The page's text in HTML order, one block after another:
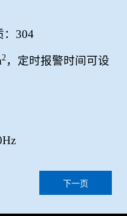
304
2 ，定时报警时间可设
下一页